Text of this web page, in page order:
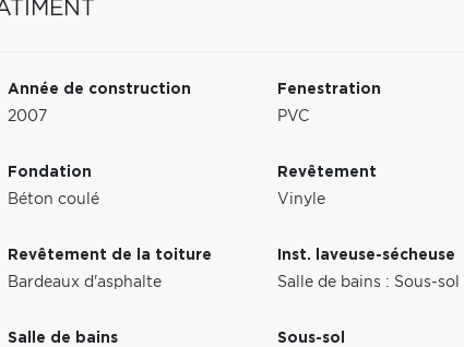
Année de construction
2007
Fenestration
PVC
Fondation
Béton coulé
Revêtement
Vinyle
Revêtement de la toiture
Bardeaux d'asphalte
Inst. laveuse-sécheuse
Salle de bains : Sous-sol 1
Salle de bains
Sous-sol